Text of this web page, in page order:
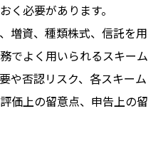
く必要があります。
増資、種類株式、信託を用
でよく用いられるスキーム
や否認リスク、各スキーム
価上の留意点、申告上の留